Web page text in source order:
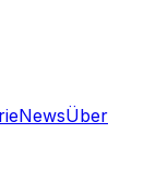
NewsÜber